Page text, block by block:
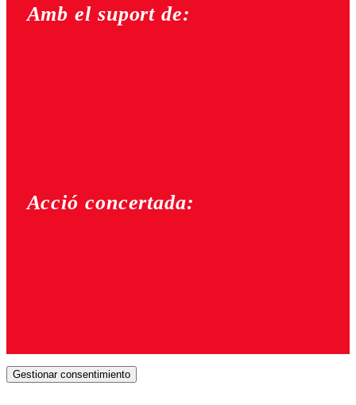
Amb el suport de:
Acció concertada:
Gestionar consentimiento